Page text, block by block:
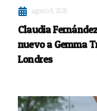
agosto 8, 2026
Claudia
nuevo a Gemma
Londres